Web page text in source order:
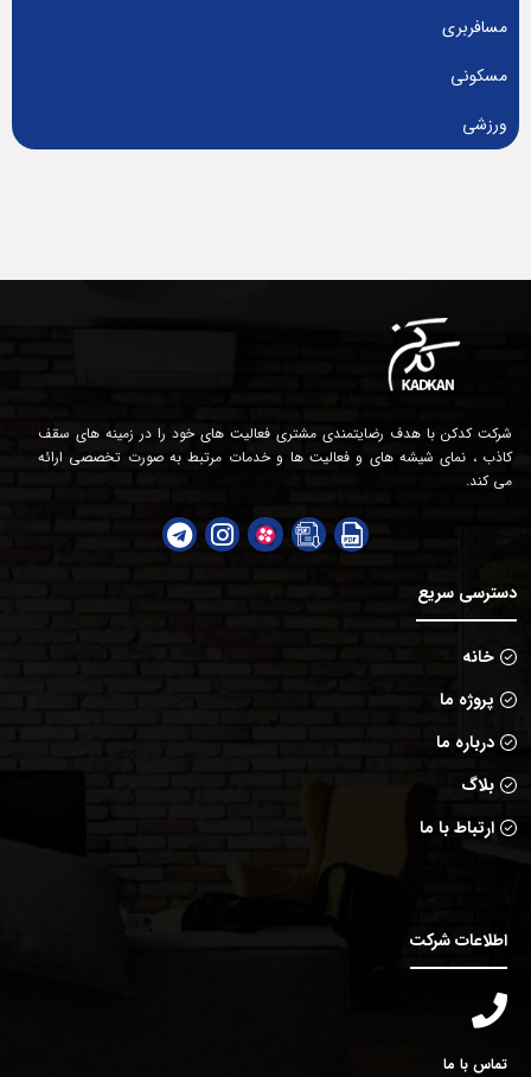
مسافربری
مسکونی
ورزشی
شرکت کدکن با هدف رضایتمندی مشتری فعالیت های خود را در زمینه های سقف
کاذب ، نمای شیشه های و فعالیت ها و خدمات مرتبط به صورت تخصصی ارائه
می کند.
دسترسی سریع
خانه
پروژه ما
درباره ما
بلاگ
ارتباط با ما
اطلاعات شرکت
تماس با ما